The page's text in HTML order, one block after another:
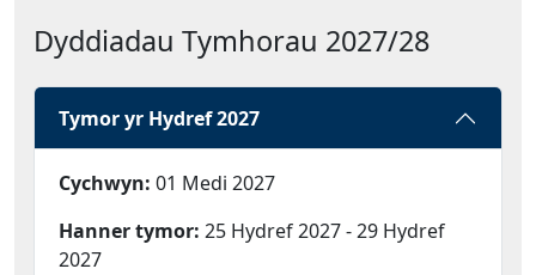
Dyddiadau Tymhorau 2027/28
Tymor yr Hydref 2027
Cychwyn: 01 Medi 2027
Hanner tymor: 25 Hydref 2027 - 29 Hydref
2027